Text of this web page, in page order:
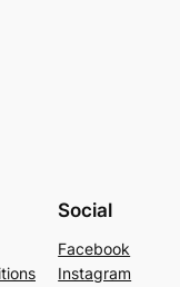
Social
Facebook
Instagram